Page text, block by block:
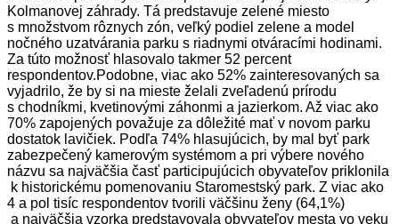
Kolmanovej záhrady. Tá predstavuje zelené miesto
s množstvom rôznych zón, veľký podiel zelene a model
nočného uzatvárania parku s riadnymi otváracími hodinami.
Za túto možnosť hlasovalo takmer 52 percent
respondentov.Podobne, viac ako 52% zainteresovaných sa
vyjadrilo, že by si na mieste želali zveľadenú prírodu
s chodníkmi, kvetinovými záhonmi a jazierkom. Až viac ako
70% zapojených považuje za dôležité mať v novom parku
dostatok lavičiek. Podľa 74% hlasujúcich, by mal byť park
zabezpečený kamerovým systémom a pri výbere nového
názvu sa najväčšia časť participujúcich obyvateľov priklonila
k historickému pomenovaniu Staromestský park. Z viac ako
4 a pol tisíc respondentov tvorili väčšinu ženy (64,1%)
a najväčšia vzorka predstavovala obyvateľov mesta vo veku